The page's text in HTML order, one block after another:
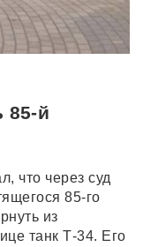
85-й
что через суд
85-го
из
танк Т-34. Его